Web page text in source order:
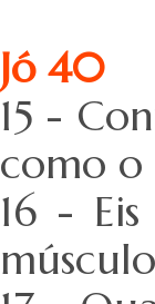
Jó 40
15 -
como o
16 -